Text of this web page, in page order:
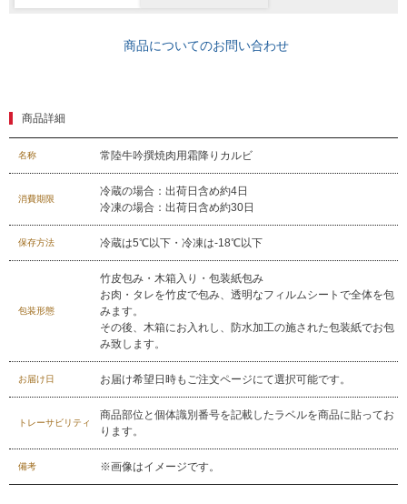
029-254-2441
受付：9:00～17:30 (日曜日を除く)
お問合せフォーム
商品についてのお問い合わせ
商品詳細
名称 常陸牛吟撰焼肉用霜降りカルビ
消費期限
冷蔵の場合：出荷日含め約4日
冷凍の場合：出荷日含め約30日
保存方法 冷蔵は5℃以下・冷凍は-18℃以下
包装形態
竹皮包み・木箱入り・包装紙包み
お肉・タレを竹皮で包み、透明なフィルムシートで全体を包
みます。
その後、木箱にお入れし、防水加工の施された包装紙でお包
み致します。
お届け日 お届け希望日時もご注文ページにて選択可能です。
トレーサビリティ
商品部位と個体識別番号を記載したラベルを商品に貼ってお
ります。
備考 ※画像はイメージです。